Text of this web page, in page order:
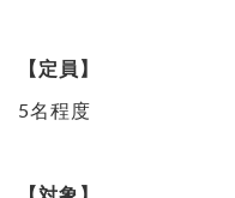
【定員】
5名程度